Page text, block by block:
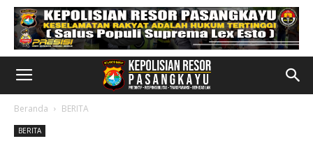
Beranda BERITA
BERITA